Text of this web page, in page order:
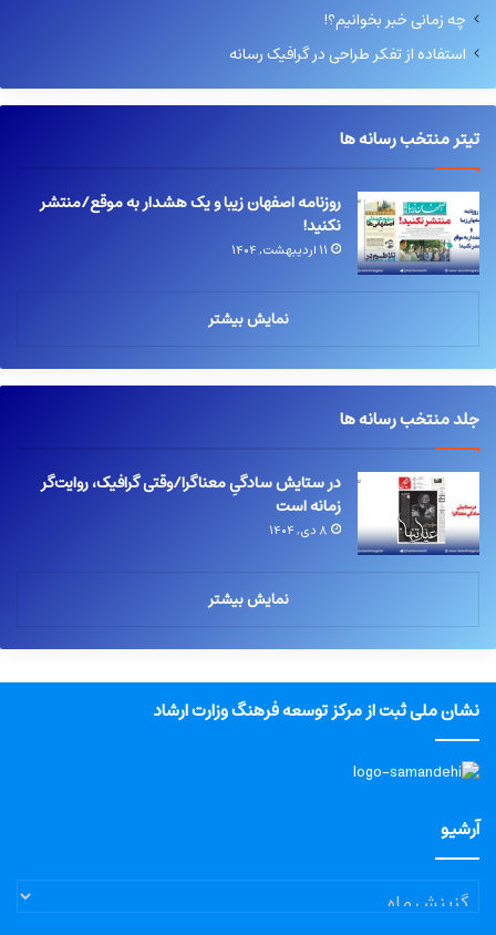
چه زمانی خبر بخوانیم؟!
استفاده از تفکر طراحی در گرافیک رسانه
تیتر منتخب رسانه ها
روزنامه اصفهان زیبا و یک هشدار به موقع/منتشر
نکنید!
۱۱ اردیبهشت, ۱۴۰۴
نمایش بیشتر
جلد منتخب رسانه ها
در ستایش سادگیِ معناگرا/وقتی گرافیک، روایت‌گر
زمانه است
۸ دی, ۱۴۰۴
نمایش بیشتر
نشان ملی ثبت از مرکز توسعه فرهنگ وزارت ارشاد
آرشیو
آرشیو